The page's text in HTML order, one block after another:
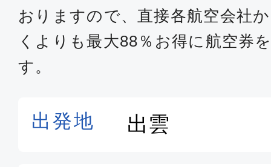
おりますので、直接各航空会社
くよりも最大88％お得に航空券
す。